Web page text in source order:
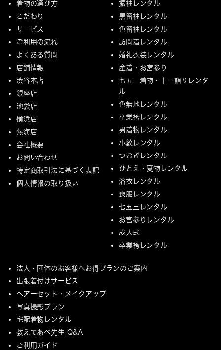
着物の選び方
こだわり
サービス
ご利用の流れ
よくある質問
店舗情報
渋谷本店
銀座店
池袋店
横浜店
熱海店
会社概要
お問い合わせ
特定商取引法に基づく表記
個人情報の取り扱い
振袖レンタル
黒留袖レンタル
色留袖レンタル
訪問着レンタル
婚礼衣装レンタル
産着・お宮参り
七五三着物・十三詣りレンタ
ル
色無地レンタル
卒業袴レンタル
男着物レンタル
小紋レンタル
つむぎレンタル
ひとえ・夏物レンタル
浴衣レンタル
喪服レンタル
七五三レンタル
お宮参りレンタル
成人式
卒業袴レンタル
法人・団体のお客様へお得プランのご案内
出張着付けサービス
ヘアーセット・メイクアップ
写真撮影プラン
宅配着物レンタル
教えてあべ先生 Q&A
ご利用ガイド